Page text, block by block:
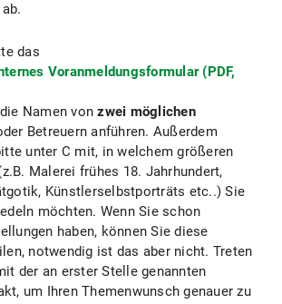
das
Voranmeldungsformular (PDF,
Namen vonzwei möglichen
Betreuern anführen. Außerdem
unter C mit, in welchem größeren
Malerei frühes 18. Jahrhundert,
Künstlerselbstporträts etc..) Sie
möchten. Wenn Sie schon
haben, können Sie diese
notwendig ist das aber nicht. Treten
der an erster Stelle genannten
um Ihren Themenwunsch genauer zu